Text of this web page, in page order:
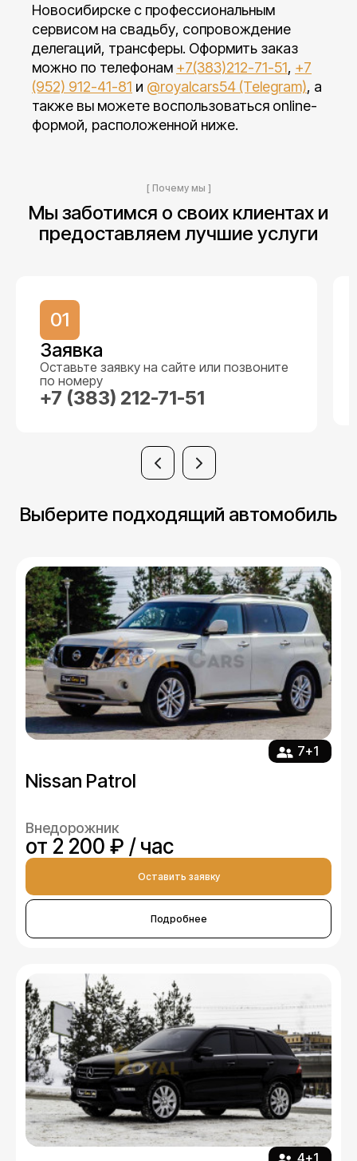
Новосибирске с профессиональным
сервисом на свадьбу, сопровождение
делегаций, трансферы. Оформить заказ
можно по телефонам +7(383)212-71-51, +7
(952) 912-41-81 и @royalcars54 (Telegram), а
также вы можете воспользоваться online-
формой, расположенной ниже.
[ Почему мы ]
Мы заботимся о своих клиентах и
предоставляем лучшие услуги
01
Заявка
Оставьте заявку на сайте или позвоните
по номеру
+7 (383) 212-71-51
Выберите подходящий автомобиль
7+1
Nissan Patrol
Внедорожник
от 2 200 ₽ / час
Оставить заявку
Подробнее
4+1